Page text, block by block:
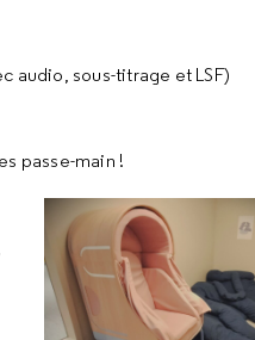
audio, sous-titrage et LSF)
passe-main !